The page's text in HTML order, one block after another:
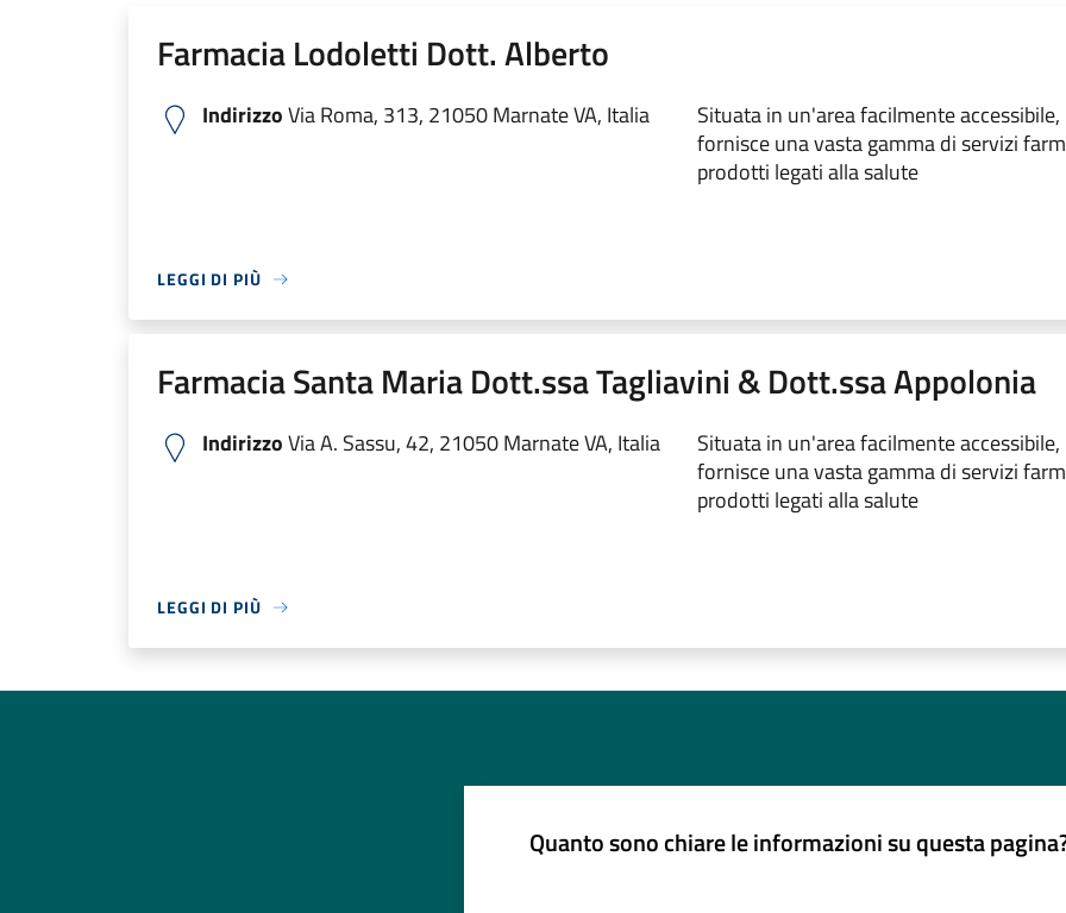
Farmacia Lodoletti Dott. Alberto
IndirizzoVia Roma, 313, 21050 Marnate VA, Italia
Situata in un'area facilmente
fornisce una vasta gamma di servizi
prodotti legati alla salute
LEGGI DI PIÙ
Farmacia Santa Maria Dott.ssa Tagliavini & Dott.ssa Appolonia
IndirizzoVia A. Sassu, 42, 21050 Marnate VA, Italia
Situata in un'area facilmente
fornisce una vasta gamma di servizi
prodotti legati alla salute
LEGGI DI PIÙ
Quanto sono chiare le informazioni su questa